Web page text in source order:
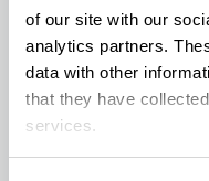
of our site with our
analytics partners.
data with other
that they have
services.
gemeldete
kanadischen
zwar zugenommen
abgenommen hat.